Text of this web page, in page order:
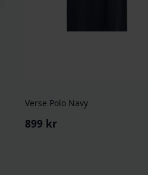
Verse Polo Navy
899 kr